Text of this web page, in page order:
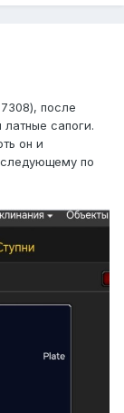
после
сапоги.
он и
следующему по